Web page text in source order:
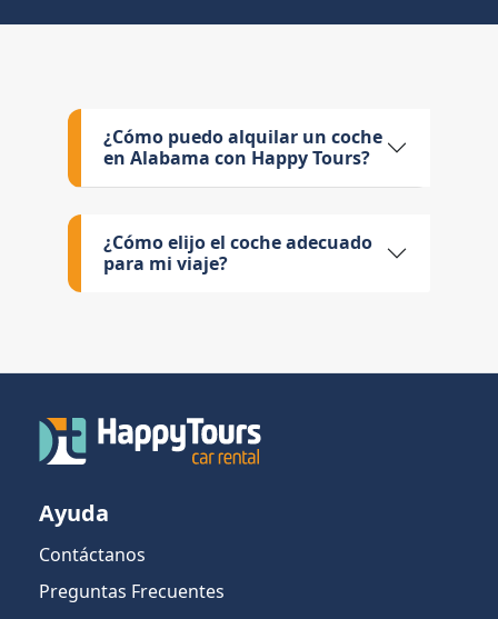
¿Cómo puedo alquilar un coche
en Alabama con Happy Tours?
¿Cómo elijo el coche adecuado
para mi viaje?
Ayuda
Contáctanos
Preguntas Frecuentes